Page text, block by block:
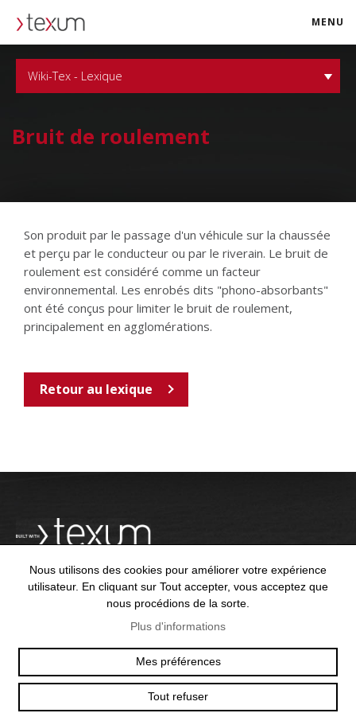
MENU
Wiki-Tex - Lexique
Bruit de roulement
Son produit par le passage d'un véhicule sur la chaussée
et perçu par le conducteur ou par le riverain. Le bruit de
roulement est considéré comme un facteur
environnemental. Les enrobés dits "phono-absorbants"
ont été conçus pour limiter le bruit de roulement,
principalement en agglomérations.
Retour au lexique
OFFICE@TEXUM.SWISS
CH - 1530 PAYERNE
Nous utilisons des cookies pour améliorer votre expérience
utilisateur. En cliquant sur Tout accepter, vous acceptez que
nous procédions de la sorte.
Plus d'informations
Mes préférences
Tout refuser